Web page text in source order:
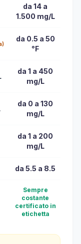
da 14 a
1.500 mg/L
da 0.5 a 50
°F
da 1 a 450
mg/L
da 0 a 130
mg/L
da 1 a 200
mg/L
da 5.5 a 8.5
Sempre
costante
certificato in
etichetta